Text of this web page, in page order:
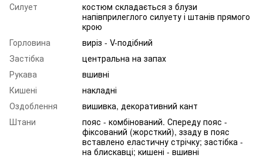
Силует
костюм складається з блузи
напівприлеглого силуету і штанів прямого
крою
Горловина
виріз - V-подібний
Застібка
центральна на запах
Рукава
вшивні
Кишені
накладні
Оздоблення
вишивка, декоративний кант
Штани
пояс - комбінований. Спереду пояс -
фіксований (жорсткий), ззаду в пояс
вставлено еластичну стрічку; застібка -
на блискавці; кишені - вшивні